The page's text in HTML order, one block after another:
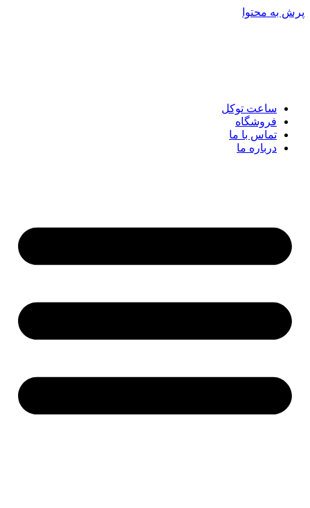
پرش به محتوا
ساعت توکل
فروشگاه
تماس با ما
درباره ما